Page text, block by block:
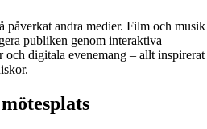
påverkat andra medier. Film och musik
publiken genom interaktiva
och digitala evenemang – allt inspirerat